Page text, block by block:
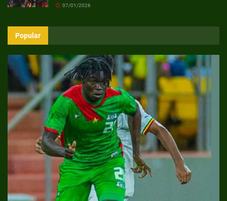
07/01/2026
Popular